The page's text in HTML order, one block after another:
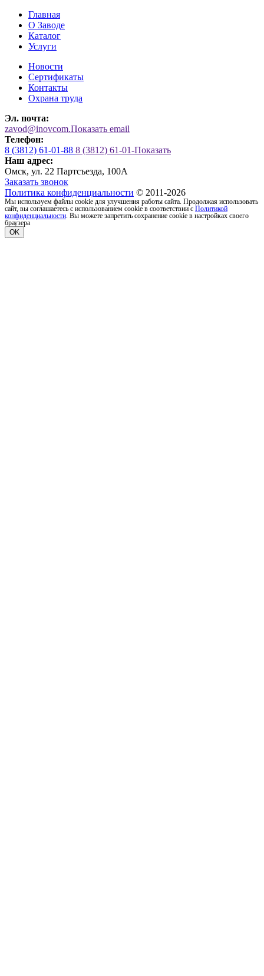
Главная
О Заводе
Каталог
Услуги
Новости
Сертификаты
Контакты
Охрана труда
Эл. почта:
zavod@inovcom.Показать email
Телефон:
8 (3812) 61-01-88 8 (3812) 61-01-Показать
Наш адрес:
Омск, ул. 22 Партсъезда, 100А
Заказать звонок
Политика конфиденциальности © 2011-2026
Мы используем файлы cookie для улучшения работы сайта. Продолжая использовать
сайт, вы соглашаетесь с использованием cookie в соответствии с Политикой
конфиденциальности. Вы можете запретить сохранение cookie в настройках своего
браузера
OK